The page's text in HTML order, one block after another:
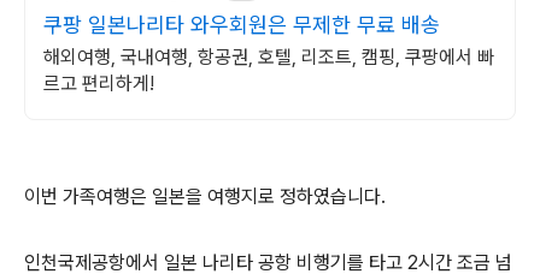
쿠팡 일본나리타 와우회원은 무제한 무료 배송
해외여행, 국내여행, 항공권, 호텔, 리조트, 캠핑, 쿠팡에서 빠
르고 편리하게!
이번 가족여행은 일본을 여행지로 정하였습니다.
인천국제공항에서 일본 나리타 공항 비행기를 타고 2시간 조금 넘